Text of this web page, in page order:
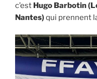
c’est Hugo Barbotin
Nantes)qui prennent